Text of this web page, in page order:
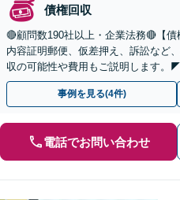
債権回収
🔴顧問数190社以上・企業法務🔴【債
内容証明郵便、仮差押え、訴訟など
収の可能性や費用もご説明します。
◢
事例を見る(4件)
電話でお問い合わせ